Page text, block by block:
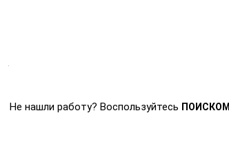
Не нашли работу? Воспользуйтесь ПОИСКОМ